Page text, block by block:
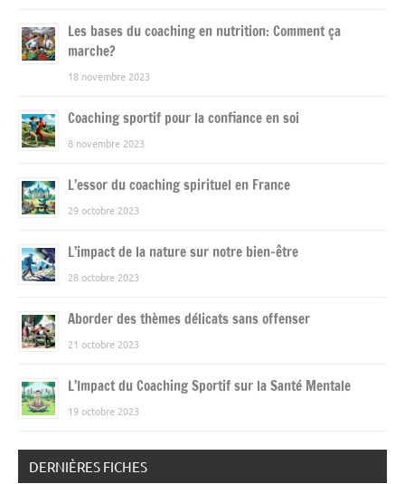
Les bases du coaching en nutrition: Comment ça
marche?
18 novembre 2023
Coaching sportif pour la confiance en soi
8 novembre 2023
L’essor du coaching spirituel en France
29 octobre 2023
L’impact de la nature sur notre bien-être
28 octobre 2023
Aborder des thèmes délicats sans offenser
21 octobre 2023
L’Impact du Coaching Sportif sur la Santé Mentale
19 octobre 2023
DERNIÈRES FICHES